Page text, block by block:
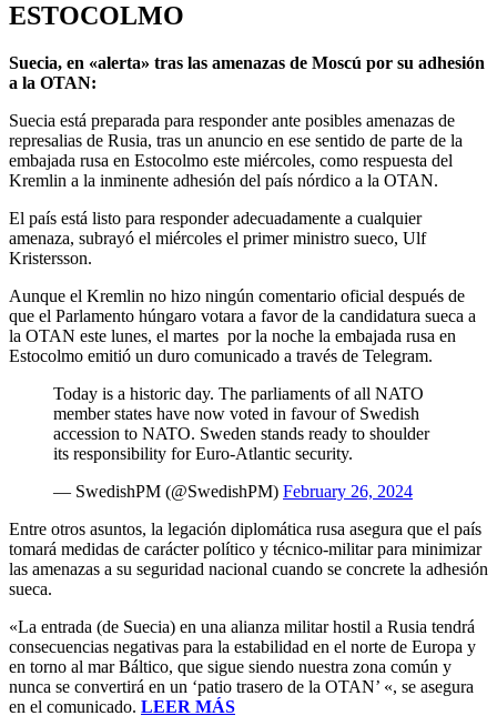
ESTOCOLMO
Suecia, en «alerta» tras las amenazas de Moscú por su adhesión
a la OTAN:
Suecia está preparada para responder ante posibles amenazas de
represalias de Rusia, tras un anuncio en ese sentido de parte de la
embajada rusa en Estocolmo este miércoles, como respuesta del
Kremlin a la inminente adhesión del país nórdico a la OTAN.
El país está listo para responder adecuadamente a cualquier
amenaza, subrayó el miércoles el primer ministro sueco, Ulf
Kristersson.
Aunque el Kremlin no hizo ningún comentario oficial después de
que el Parlamento húngaro votara a favor de la candidatura sueca a
la OTAN este lunes, el martes por la noche la embajada rusa en
Estocolmo emitió un duro comunicado a través de Telegram.
Today is a historic day. The parliaments of all NATO
member states have now voted in favour of Swedish
accession to NATO. Sweden stands ready to shoulder
its responsibility for Euro-Atlantic security.
— SwedishPM (@SwedishPM) February 26, 2024
Entre otros asuntos, la legación diplomática rusa asegura que el país
tomará medidas de carácter político y técnico-militar para minimizar
las amenazas a su seguridad nacional cuando se concrete la adhesión
sueca.
«La entrada (de Suecia) en una alianza militar hostil a Rusia tendrá
consecuencias negativas para la estabilidad en el norte de Europa y
en torno al mar Báltico, que sigue siendo nuestra zona común y
nunca se convertirá en un ‘patio trasero de la OTAN’ «, se asegura
en el comunicado. LEER MÁS